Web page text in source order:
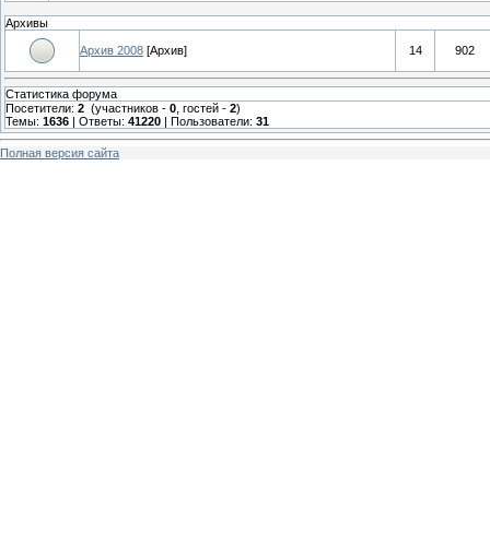
Архивы
Архив 2008 [Архив] 14 902
Статистика форума
Посетители: 2 (участников - 0 , гостей - 2)
Темы: 1636 | Ответы: 41220 | Пользователи: 31
Полная версия сайта